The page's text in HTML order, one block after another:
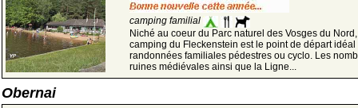
camping familial
Niché au coeur du Parc naturel des Vosges du
camping du Fleckenstein est le point de départ idéal
randonnées familiales pédestres ou cyclo. Les
ruines médiévales ainsi que la Ligne...
Obernai